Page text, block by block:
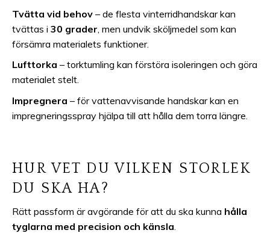
Tvätta vid behov – de flesta vinterridhandskar kan
tvättas i 30 grader , men undvik sköljmedel som kan
försämra materialets funktioner.
Lufttorka – torktumling kan förstöra isoleringen och göra
materialet stelt.
Impregnera – för vattenavvisande handskar kan en
impregneringsspray hjälpa till att hålla dem torra längre.
HUR VET DU VILKEN STORLEK
DU SKA HA?
Rätt passform är avgörande för att du ska kunna hålla
tyglarna med precision och känsla.